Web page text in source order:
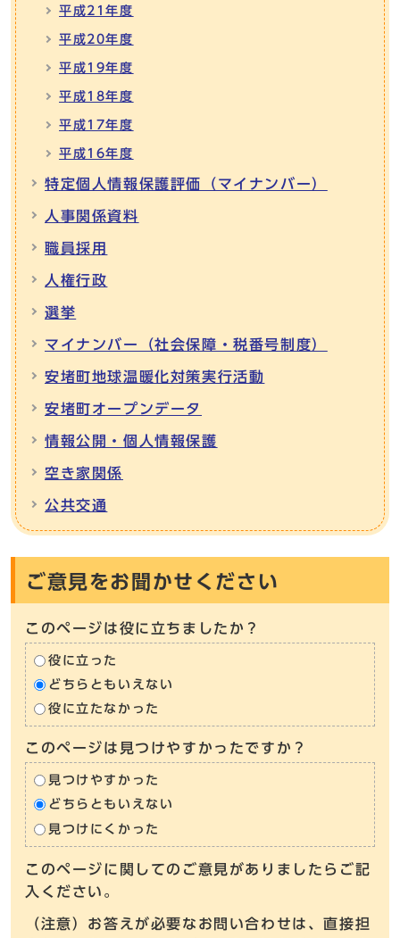
平成21年度
平成20年度
平成19年度
平成18年度
平成17年度
平成16年度
特定個人情報保護評価（マイナンバー）
人事関係資料
職員採用
人権行政
選挙
マイナンバー（社会保障・税番号制度）
安堵町地球温暖化対策実行活動
安堵町オープンデータ
情報公開・個人情報保護
空き家関係
公共交通
ご意見をお聞かせください
このページは役に立ちましたか？
役に立った
どちらともいえない
役に立たなかった
このページは見つけやすかったですか？
見つけやすかった
どちらともいえない
見つけにくかった
このページに関してのご意見がありましたらご記
入ください。
（注意）お答えが必要なお問い合わせは、直接担